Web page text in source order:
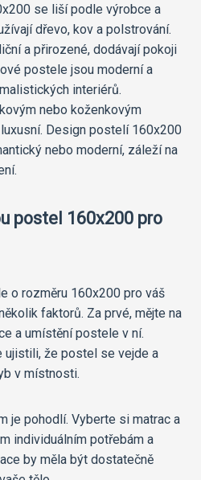
se liší podle výrobce a
dřevo, kov a polstrování.
a přirozené, dodávají pokoji
postele jsou moderní a
interiérů.
nebo koženkovým
Design postelí 160x200
nebo moderní, záleží na
postel 160x200 pro
o rozměru 160x200 pro váš
faktorů. Za prvé, mějte na
a umístění postele v ní.
ujistili, že postel se vejde a
v místnosti.
je pohodlí. Vyberte si matrac a
individuálním potřebám a
by měla být dostatečně